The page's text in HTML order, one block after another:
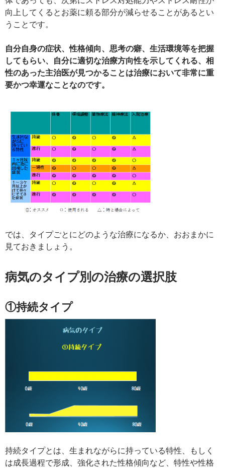
向上してくるとお薬に頼る部分が減らせることがあるとい
うことです。
自分自身の症状、性格傾向、思考の癖、生活環境等を把握
してもらい、自分に適切な治療方向性を示してくれる、相
性のあった主治医が見つかることは治療において非常に重
要かつ幸運なことなのです。
では、タイプごとにどのような治療になるか、おおまかに
見ておきましょう。
病気のタイプ別の治療の選択肢
①持続タイプ
持続タイプとは、生まれながらに持っている特性、もしく
は成長過程で形成、強化された性格傾向など、特性や性格